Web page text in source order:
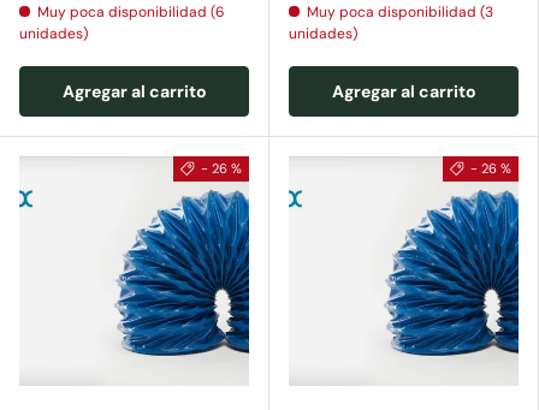
Muy poca disponibilidad (6
unidades)
Agregar al carrito
Muy poca disponibilidad (3
unidades)
Agregar al carrito
- 26 % - 26 %